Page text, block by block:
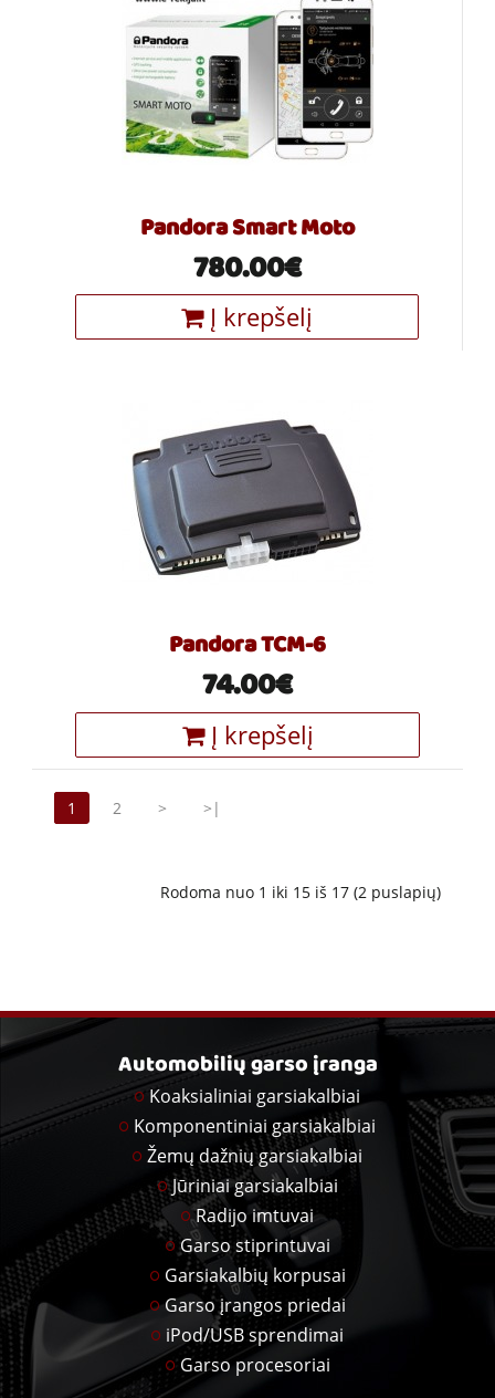
Pandora Smart Moto
780.00€
Į krepšelį
Pandora TCM-6
74.00€
Į krepšelį
1 2 > >|
Rodoma nuo 1 iki 15 iš 17 (2 puslapių)
Automobilių garso įranga
Koaksialiniai garsiakalbiai
Komponentiniai garsiakalbiai
Žemų dažnių garsiakalbiai
Jūriniai garsiakalbiai
Radijo imtuvai
Garso stiprintuvai
Garsiakalbių korpusai
Garso įrangos priedai
iPod/USB sprendimai
Garso procesoriai